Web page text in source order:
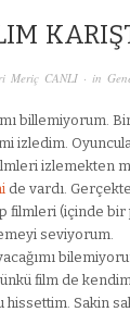
Meriç CANLI · in
billemiyorum.
izledim.
izlemekten
de vardı.
filmleri (içinde bir
seviyorum.
film de
hissettim. Sakin